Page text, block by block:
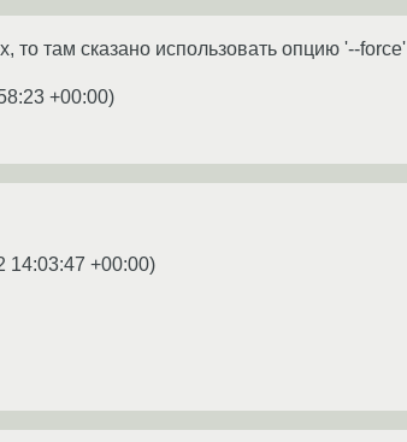
то там сказано использовать опцию '--force'
+00:00)
14:03:47 +00:00)